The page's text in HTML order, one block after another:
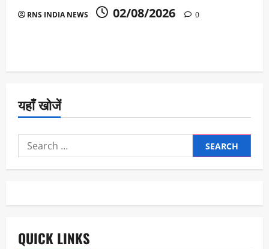
RNS INDIA NEWS 02/08/2026 0
यहाँ खोजें
Search
for:
QUICK LINKS